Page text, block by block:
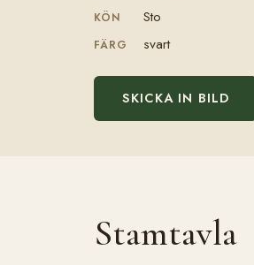
KÖN Sto
FÄRG svart
SKICKA IN BILD
Stamtavla